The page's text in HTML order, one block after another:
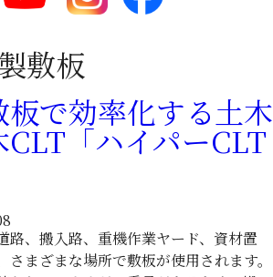
敷板
で効率化する土木
「ハイパーCLT
路、搬入路、重機作業ヤード、資材置
まざまな場所で敷板が使用されます。